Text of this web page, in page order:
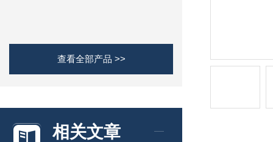
查看全部产品 >>
相关文章